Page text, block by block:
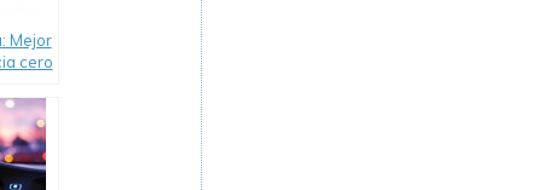
Mejor
cero